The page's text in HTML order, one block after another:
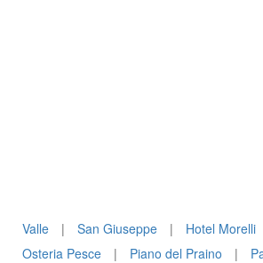
Valle | San Giuseppe | Hotel Morelli
Osteria Pesce
| Piano del Praino |